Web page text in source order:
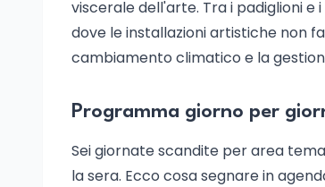
viscerale dell'arte. Tra i padiglioni
dove le installazioni artistiche non
cambiamento climatico e la
Programma giorno per
Sei giornate scandite per area
la sera. Ecco cosa segnare in